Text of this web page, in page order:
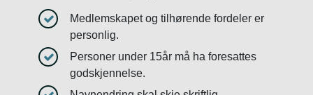
Medlemskapet og tilhørende fordeler er
personlig.
Personer under 15år må ha foresattes
godskjennelse.